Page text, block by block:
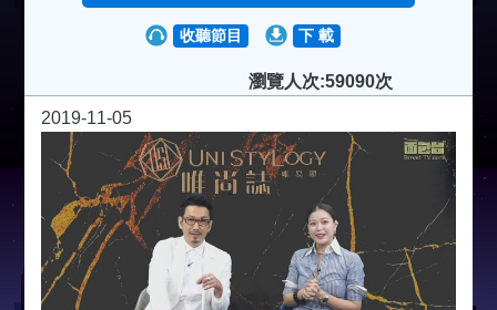
收聽節目 下 載
瀏覽人次:59090次
2019-11-05